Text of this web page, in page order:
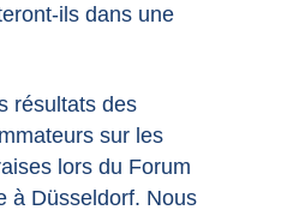
ils dans une
résultats des
sur les
lors du Forum
à Düsseldorf. Nous